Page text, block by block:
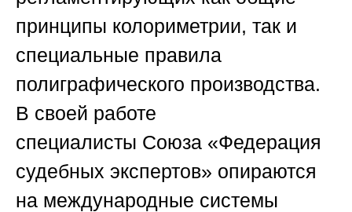
принципы колориметрии, так и
специальные правила
полиграфического производства.
В своей работе
специалисты Союза «Федерация
судебных экспертов» опираются
на международные системы